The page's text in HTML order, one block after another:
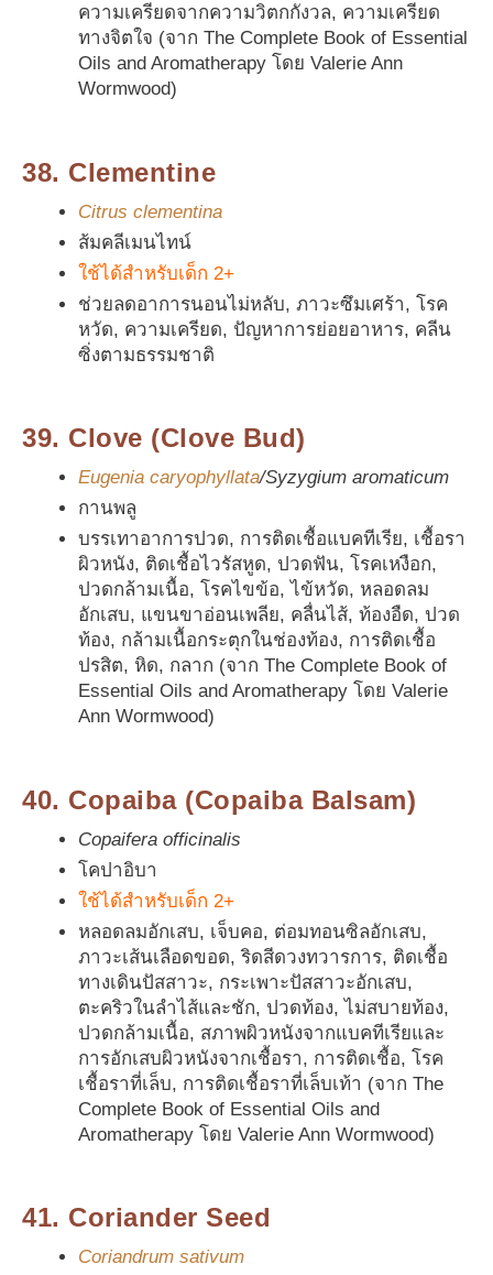
ความเครียดจากความวิตกกังวล, ความเครียด
ทางจิตใจ (จาก The Complete Book of Essential
Oils and Aromatherapy โดย Valerie Ann
Wormwood)
38. Clementine
Citrus clementina
ส้มคลีเมนไทน์
ใช้ได้สำหรับเด็ก 2+
ช่วยลดอาการนอนไม่หลับ, ภาวะซึมเศร้า, โรค
หวัด, ความเครียด, ปัญหาการย่อยอาหาร, คลีน
ซิ่งตามธรรมชาติ
39. Clove (Clove Bud)
Eugenia caryophyllata/Syzygium aromaticum
กานพลู
บรรเทาอาการปวด, การติดเชื้อแบคทีเรีย, เชื้อรา
ผิวหนัง, ติดเชื้อไวรัสหูด, ปวดฟัน, โรคเหงือก,
ปวดกล้ามเนื้อ, โรคไขข้อ, ไข้หวัด, หลอดลม
อักเสบ, แขนขาอ่อนเพลีย, คลื่นไส้, ท้องอืด, ปวด
ท้อง, กล้ามเนื้อกระตุกในช่องท้อง, การติดเชื้อ
ปรสิต, หิด, กลาก (จาก The Complete Book of
Essential Oils and Aromatherapy โดย Valerie
Ann Wormwood)
40. Copaiba (Copaiba Balsam)
Copaifera officinalis
โคปาอิบา
ใช้ได้สำหรับเด็ก 2+
หลอดลมอักเสบ, เจ็บคอ, ต่อมทอนซิลอักเสบ,
ภาวะเส้นเลือดขอด, ริดสีดวงทวารการ, ติดเชื้อ
ทางเดินปัสสาวะ, กระเพาะปัสสาวะอักเสบ,
ตะคริวในลำไส้และชัก, ปวดท้อง, ไม่สบายท้อง,
ปวดกล้ามเนื้อ, สภาพผิวหนังจากแบคทีเรียและ
การอักเสบผิวหนังจากเชื้อรา, การติดเชื้อ, โรค
เชื้อราที่เล็บ, การติดเชื้อราที่เล็บเท้า (จาก The
Complete Book of Essential Oils and
Aromatherapy โดย Valerie Ann Wormwood)
41. Coriander Seed
Coriandrum sativum